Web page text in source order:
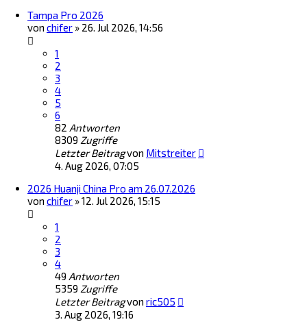
Tampa Pro 2026
von chifer » 26. Jul 2026, 14:56
1
2
3
4
5
6
82 Antworten
8309 Zugriffe
Letzter Beitragvon Mitstreiter
4. Aug 2026, 07:05
2026 Huanji China Pro am 26.07.2026
von chifer »12. Jul 2026, 15:15
1
2
3
4
49 Antworten
5359 Zugriffe
Letzter Beitragvon ric505
3. Aug 2026, 19:16